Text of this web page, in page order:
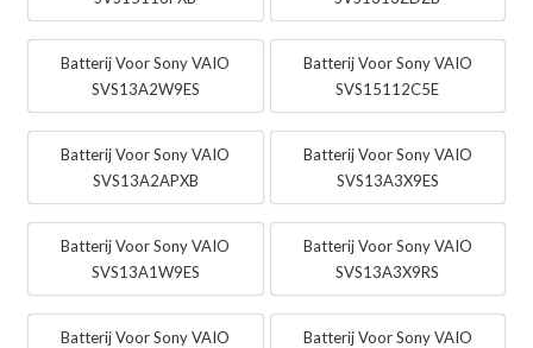
Batterij Voor Sony VAIO
SVS13A2W9ES
Batterij Voor Sony VAIO
SVS15112C5E
Batterij Voor Sony VAIO
SVS13A2APXB
Batterij Voor Sony VAIO
SVS13A3X9ES
Batterij Voor Sony VAIO
SVS13A1W9ES
Batterij Voor Sony VAIO
SVS13A3X9RS
Batterij Voor Sony VAIO
Batterij Voor Sony VAIO